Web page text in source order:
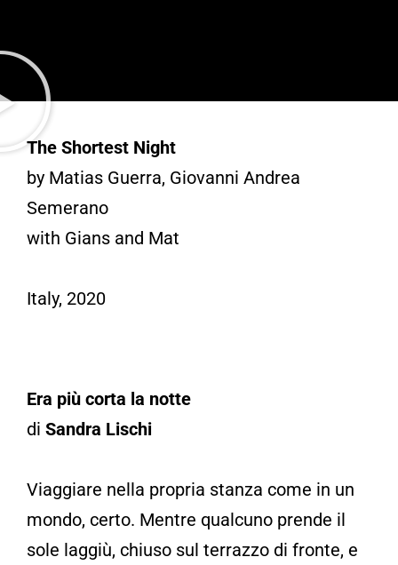
The Shortest Night
by Matias Guerra, Giovanni Andrea
Semerano
with Gians and Mat
Italy, 2020
Era più corta la notte
di Sandra Lischi
Viaggiare nella propria stanza come in un
mondo, certo. Mentre qualcuno prende il
sole laggiù, chiuso sul terrazzo di fronte, e